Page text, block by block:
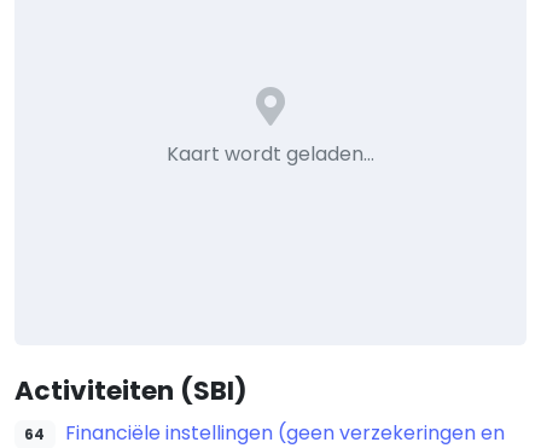
Kaart wordt geladen…
Activiteiten (SBI)
64
Financiële instellingen (geen verzekeringen en